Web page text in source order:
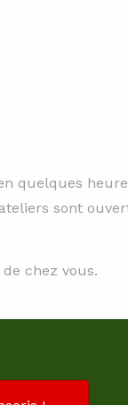
quelques
sont
chez vous.